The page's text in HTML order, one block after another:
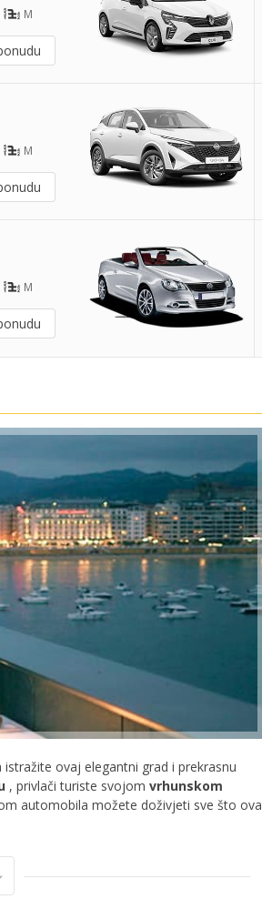
M
M
M
ovaj elegantni grad i prekrasnu
, privlači turiste svojom vrhunskom
automobila možete doživjeti sve što ova